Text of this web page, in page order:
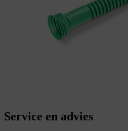
Service en advies